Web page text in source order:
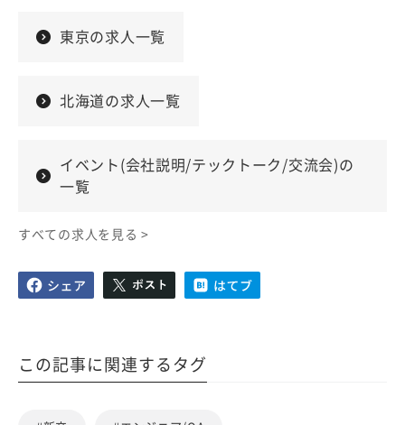
東京の求人一覧
北海道の求人一覧
イベント(会社説明/テックトーク/交流会)の
一覧
すべての求人を見る >
この記事に関連するタグ